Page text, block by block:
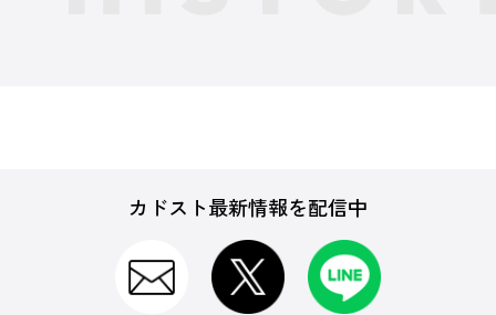
カドスト最新情報を配信中